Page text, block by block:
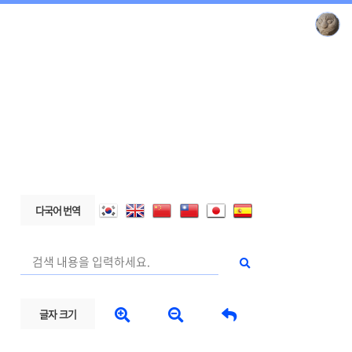
다국어 번역
글자 크기   